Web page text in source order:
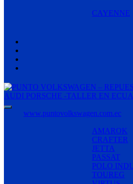
CAYENNE
www.puntovolkswagen.com.ec
AMAROK
CRAFTER
JETTA
PASSAT
POLO
TOUREG